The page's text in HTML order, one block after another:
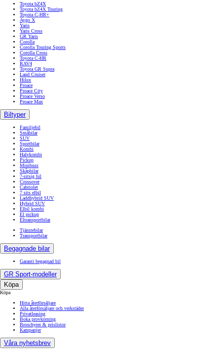
Toyota bZ4X
Toyota bZ4X Touring
Toyota C-HR+
Aygo X
Yaris
Yaris Cross
GR Yaris
Corolla
Corolla Touring Sports
Corolla Cross
Toyota C-HR
RAV4
Toyota GR Supra
Land Cruiser
Hilux
Proace
Proace City
Proace Verso
Proace Max
Biltyper
Familjebil
Småbilar
SUV
Sportbilar
Kombi
Halvkombi
Pickup
Minibuss
Skåpbilar
7-sitsig bil
Crossover
Cabriolet
7 sits elbil
Laddhybrid SUV
Hybrid SUV
Elbil kombi
El pickup
Eltransportbilar
Tjänstebilar
Transportbilar
Begagnade bilar
Garanti begagnad bil
GR Sport-modeller
Köpa
Köpa
Hitta återförsäljare
Alla återförsäljare och verkstäder
Privatleasing
Boka provkörning
Broschyrer & prislistor
Kampanjer
Våra nyhetsbrev